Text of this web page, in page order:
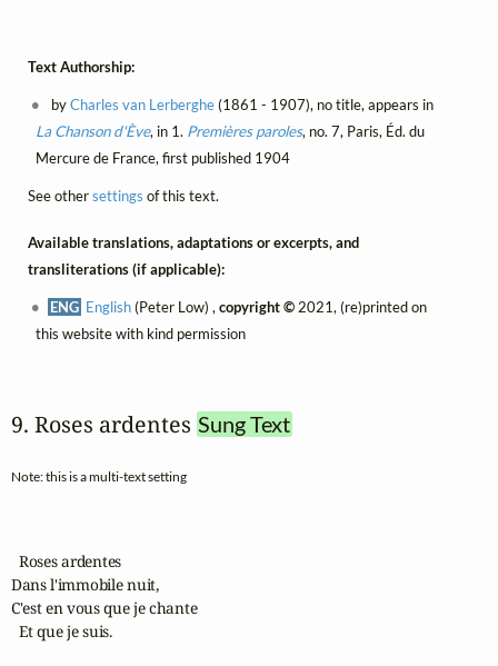
Text Authorship:
byCharles van Lerberghe(1861 - 1907), no title, appears in
La Chanson d'Ève, in 1. Premières paroles, no. 7, Paris, Éd. du
Mercure de France, first published 1904
See othersettings of this text.
Available translations, adaptations or excerpts, and
transliterations (if applicable):
ENG English(Peter Low) ,copyright © 2021, (re)printed on
this website with kind permission
9. Roses ardentes Sung Text
Note: this is a multi-text setting
  Roses ardentes
Dans l'immobile nuit,
C'est en vous que je chante
  Et que je suis.